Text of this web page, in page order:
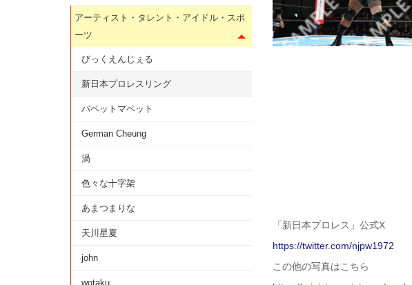
「新日本プロレス」公式X
https://twitter.com/njpw1972
この他の写真はこちら
アーティスト・タレント・アイドル・スポ
ーツ
びっくえんじぇる
新日本プロレスリング
パペットマペット
German Cheung
渦
色々な十字架
あまつまりな
天川星夏
john
wotaku